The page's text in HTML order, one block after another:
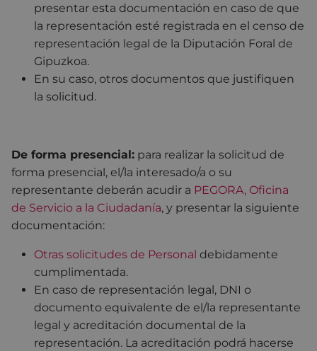
presentar esta documentación en caso de que
la representación esté registrada en el censo de
representación legal de la Diputación Foral de
Gipuzkoa.
En su caso, otros documentos que justifiquen
la solicitud.
De forma presencial: para realizar la solicitud de
forma presencial, el/la interesado/a o su
representante deberán acudir a PEGORA, Oficina
de Servicio a la Ciudadanía, y presentar la siguiente
documentación:
Otras solicitudes de Personal debidamente
cumplimentada.
En caso de representación legal, DNI o
documento equivalente de el/la representante
legal y acreditación documental de la
representación. La acreditación podrá hacerse